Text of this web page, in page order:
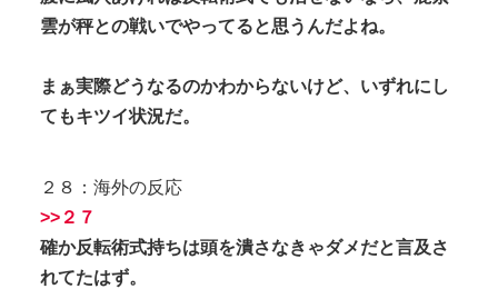
雲が秤との戦いでやってると思うんだよね。
まぁ実際どうなるのかわからないけど、いずれにし
てもキツイ状況だ。
２８：海外の反応
>>２７
確か反転術式持ちは頭を潰さなきゃダメだと言及さ
れてたはず。